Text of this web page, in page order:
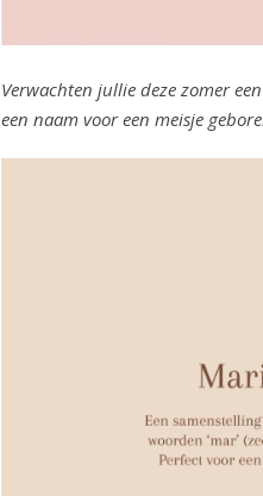
Verwachten jullie deze zomer
een naam voor een meisje